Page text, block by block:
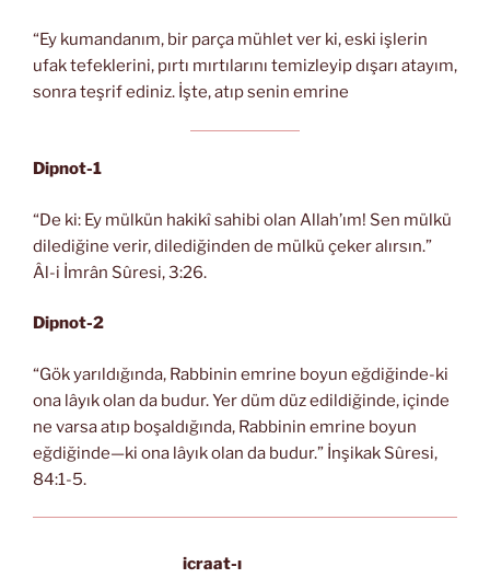
“Ey kumandanım, bir parça mühlet ver ki, eski işlerin
ufak tefeklerini, pırtı mırtılarını temizleyip dışarı atayım,
sonra teşrif ediniz. İşte, atıp senin emrine
Dipnot-1
“De ki: Ey mülkün hakikî sahibi olan Allah’ım! Sen mülkü
dilediğine verir, dilediğinden de mülkü çeker alırsın.”
Âl-i İmrân Sûresi, 3:26.
Dipnot-2
“Gök yarıldığında, Rabbinin emrine boyun eğdiğinde-ki
ona lâyık olan da budur. Yer düm düz edildiğinde, içinde
ne varsa atıp boşaldığında, Rabbinin emrine boyun
eğdiğinde—ki ona lâyık olan da budur.” İnşikak Sûresi,
84:1-5.
icraat-ı